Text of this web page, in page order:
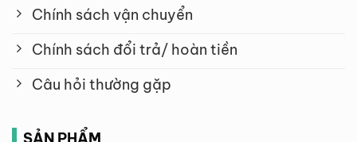
Chính sách vận chuyển
Chính sách đổi trả/ hoàn tiền
Câu hỏi thường gặp